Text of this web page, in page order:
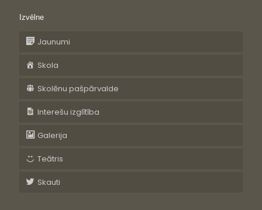
Izvēlne
Jaunumi
Skola
Skolēnu pašpārvalde
Interešu izglītība
Galerija
Teātris
Skauti